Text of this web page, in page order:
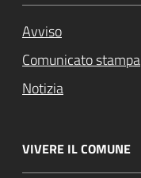
Avviso
Comunicato stampa
Notizia
VIVERE IL COMUNE